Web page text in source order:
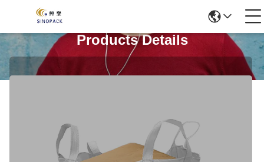
Products Details